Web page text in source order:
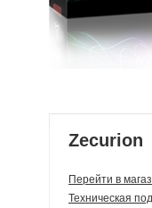
Перейти в
Техническая